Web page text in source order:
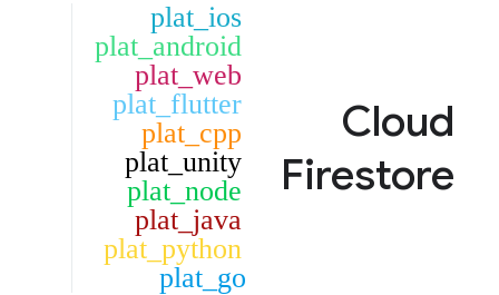
Cloud
Firestore
plat_ios
plat_android
plat_web
plat_flutter
plat_cpp
plat_unity
plat_node
plat_java
plat_python
plat_go